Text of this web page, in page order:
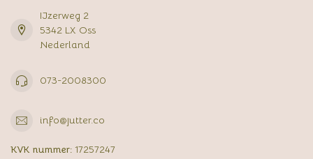
IJzerweg 2
5342 LX Oss
Nederland
073-2008300
info@jutter.co
KVK nummer: 17257247